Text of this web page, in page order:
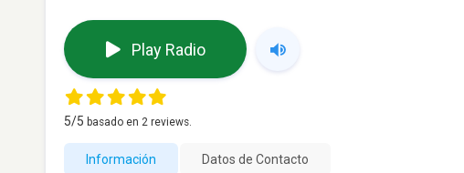
Play Radio
5/5 basado en 2 reviews.
Información Datos de Contacto